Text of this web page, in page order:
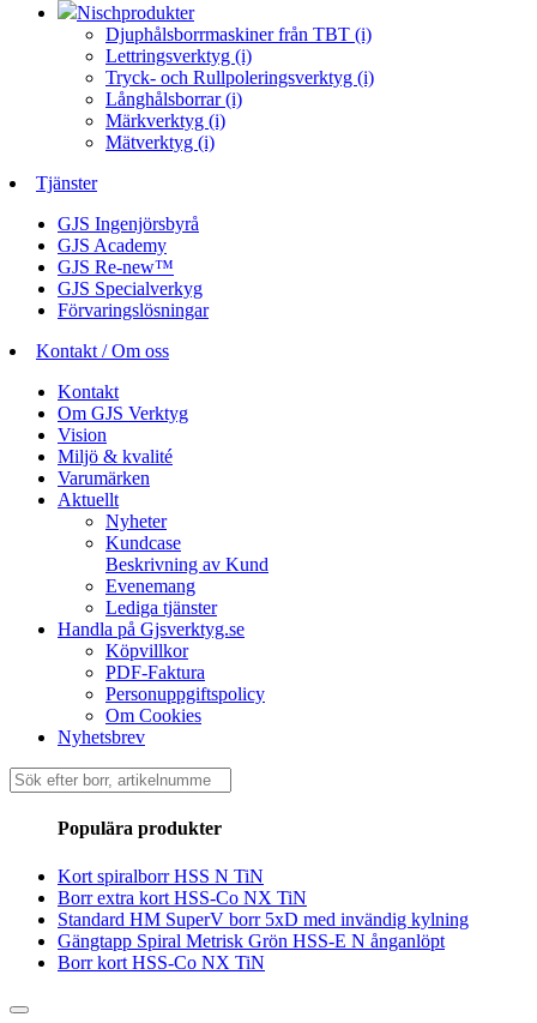
Nischprodukter
Djuphålsborrmaskiner från TBT (i)
Lettringsverktyg (i)
Tryck- och Rullpoleringsverktyg (i)
Långhålsborrar (i)
Märkverktyg (i)
Mätverktyg (i)
Tjänster
GJS Ingenjörsbyrå
GJS Academy
GJS Re-new™
GJS Specialverkyg
Förvaringslösningar
Kontakt / Om oss
Kontakt
Om GJS Verktyg
Vision
Miljö & kvalité
Varumärken
Aktuellt
Nyheter
Kundcase
Beskrivning av Kund
Evenemang
Lediga tjänster
Handla på Gjsverktyg.se
Köpvillkor
PDF-Faktura
Personuppgiftspolicy
Om Cookies
Nyhetsbrev
Sök
efter:
Populära produkter
Kort spiralborr HSS N TiN
Borr extra kort HSS-Co NX TiN
Standard HM SuperV borr 5xD med invändig kylning
Gängtapp Spiral Metrisk Grön HSS-E N ånganlöpt
Borr kort HSS-Co NX TiN